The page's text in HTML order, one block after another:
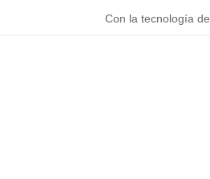
Con la tecnología de